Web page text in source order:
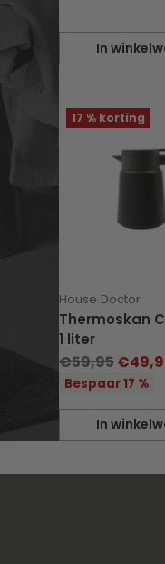
In
Hoeveelheid
17 % korting
House Doctor
Thermoskan
1 liter
Normale
prijs
€59,95
Bespaar 17 %
In
Hoeveelheid